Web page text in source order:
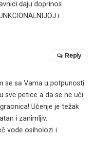
daju doprinos
i
se sa Vama u potpunosti.
sve petice a da se ne uči
Učenje je težak
i zanimljiv.
vode osiholozi i
Reply